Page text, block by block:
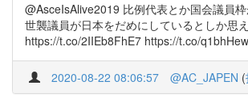
@AsceIsAlive2019 比例代表とか国会議員枠
世襲議員が日本をだめにしているとしか思え
https://t.co/2IIEb8FhE7 https://t.co/
2020-08-22 08:06:57 @AC_JAPEN (